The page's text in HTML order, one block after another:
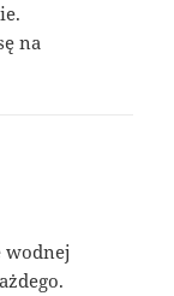
na
wodnej